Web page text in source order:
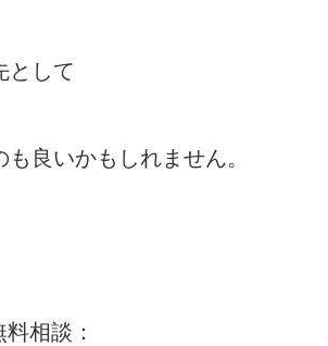
として
良いかもしれません。
相談：